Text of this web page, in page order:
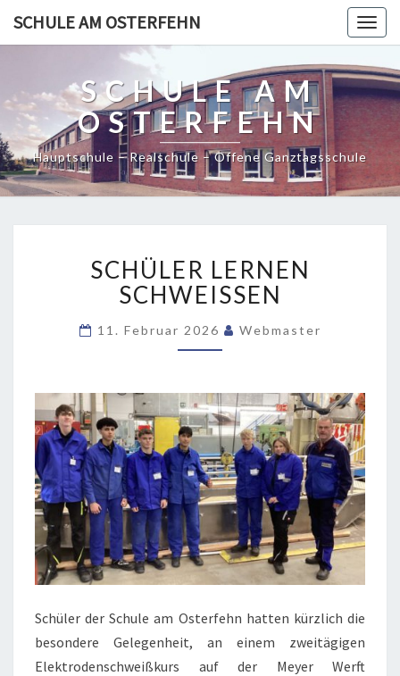
SCHULE AM OSTERFEHN
SCHULE AM
OSTERFEHN
Hauptschule – Realschule – Offene Ganztagsschule
LERNEN
SCHWEISSEN
SCHÜLER LERNEN
SCHWEISSEN
11. Februar 2026 Webmaster
Schüler der Schule am Osterfehn hatten kürzlich die
besondere Gelegenheit, an einem zweitägigen
Elektrodenschweißkurs auf der Meyer Werft